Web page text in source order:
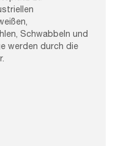
Schwabbeln und
werden durch die